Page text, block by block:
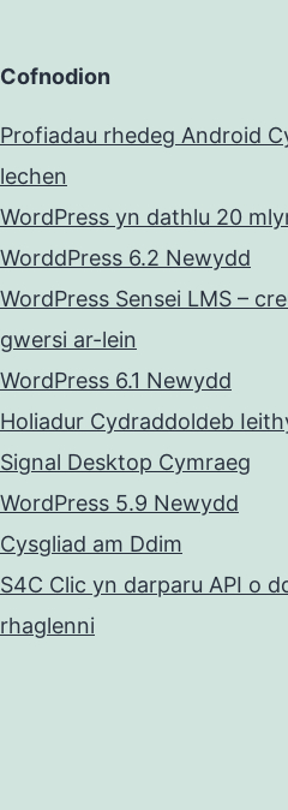
Cofnodion
Profiadau rhedeg Android
lechen
WordPress yn dathlu 20
WorddPress 6.2 Newydd
WordPress Sensei LMS –
gwersi ar-lein
WordPress 6.1 Newydd
Holiadur Cydraddoldeb
Signal Desktop Cymraeg
WordPress 5.9 Newydd
Cysgliad am Ddim
S4C Clic yn darparu API o
rhaglenni